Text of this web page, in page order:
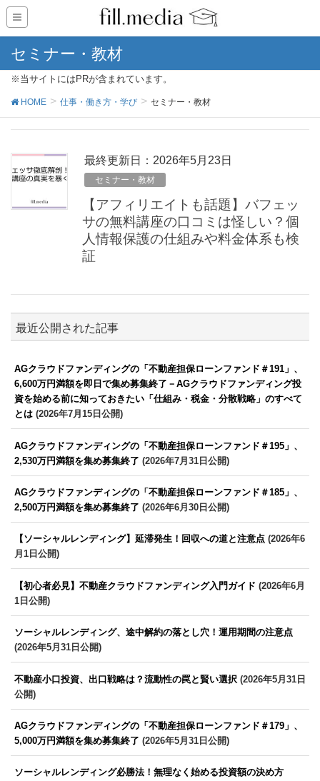
セミナー・教材
※当サイトにはPRが含まれています。
HOME 仕事・働き方・学び セミナー・教材
最終更新日：2026年5月23日
セミナー・教材
【アフィリエイトも話題】バフェッ
サの無料講座の口コミは怪しい？個
人情報保護の仕組みや料金体系も検
証
最近公開された記事
AGクラウドファンディングの「不動産担保ローンファンド＃191」、
6,600万円満額を即日で集め募集終了－AGクラウドファンディング投
資を始める前に知っておきたい「仕組み・税金・分散戦略」のすべて
とは (2026年7月15日公開)
AGクラウドファンディングの「不動産担保ローンファンド＃195」、
2,530万円満額を集め募集終了 (2026年7月31日公開)
AGクラウドファンディングの「不動産担保ローンファンド＃185」、
2,500万円満額を集め募集終了 (2026年6月30日公開)
【ソーシャルレンディング】延滞発生！回収への道と注意点 (2026年6
月1日公開)
【初心者必見】不動産クラウドファンディング入門ガイド (2026年6月
1日公開)
ソーシャルレンディング、途中解約の落とし穴！運用期間の注意点
(2026年5月31日公開)
不動産小口投資、出口戦略は？流動性の罠と賢い選択 (2026年5月31日
公開)
AGクラウドファンディングの「不動産担保ローンファンド＃179」、
5,000万円満額を集め募集終了 (2026年5月31日公開)
ソーシャルレンディング必勝法！無理なく始める投資額の決め方